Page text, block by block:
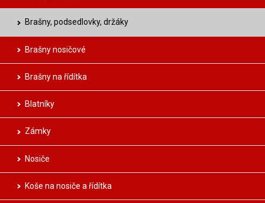
Brašny, podsedlovky, držáky
Brašny nosičové
Brašny na řídítka
Blatníky
Zámky
Nosiče
Koše na nosiče a řídítka